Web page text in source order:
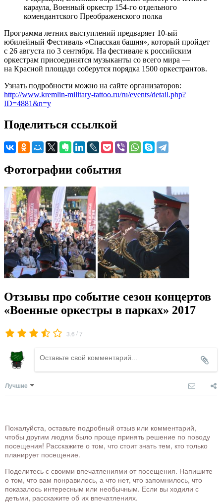
караула, Военный оркестр 154-го отдельного
комендантского Преображенского полка
Программа летних выступлений предваряет 10-ый
юбилейный Фестиваль «Спасская башня», который пройдет
с 26 августа по 3 сентября. На фестивале к российским
оркестрам присоединятся музыканты со всего мира —
на Красной площади соберутся порядка 1500 оркестрантов.
Узнать подробности можно на сайте организаторов:
http://www.kremlin-military-tattoo.ru/ru/events/detail.php?
ID=4881&n=y
Поделиться ссылкой
Фотографии события
Отзывы про событие сезон концертов
«Военные оркестры в парках» 2017
3.6 /7
Лучшие
Пожалуйста, оставьте подробный отзыв или комментарий,
чтобы другим людям было проще принять решение по поводу
посещения! Расскажите о том, что стоит знать тем, кто только
планирует посещение.
Поделитесь с своими впечатлениями от посещения. Напишите
о том, что вам понравилось, а что нет, что запомнилось, что
показалось интересным или необычным. Если вы ходили с
детьми, расскажите об их впечатлениях.